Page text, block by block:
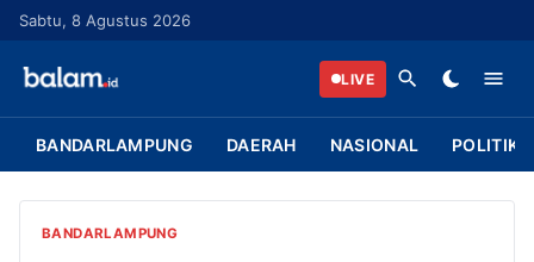
u
Sabtu, 8 Agustus 2026
LIVE
BANDARLAMPUNG DAERAH NASIONAL POLITIK
BANDARLAMPUNG